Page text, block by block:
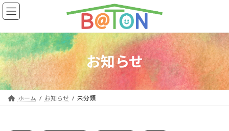
コ
ン
ン
ツ
へ
ス
キ
ッ
ナ
ビ
ー
シ
ョ
ン
に
移
お知らせ
ホーム お知らせ 未分類